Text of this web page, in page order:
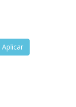
Aplicar